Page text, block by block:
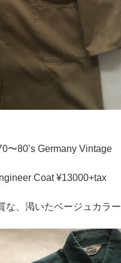
〜80’s Germany Vintage
Coat ¥13000+tax
な、渇いたベージュカラー